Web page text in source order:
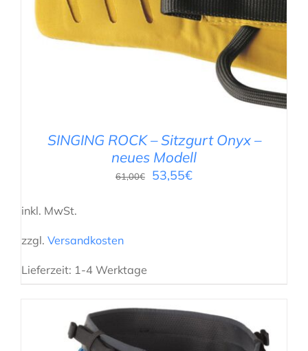
DETAILS
SINGING ROCK – Sitzgurt Onyx –
neues Modell
61,00€ 53,55€
inkl. MwSt.
zzgl. Versandkosten
Lieferzeit: 1-4 Werktage